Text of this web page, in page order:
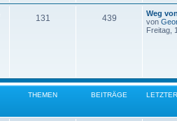
131 439
Weg
von
Freitag,
THEMEN BEITRÄGE